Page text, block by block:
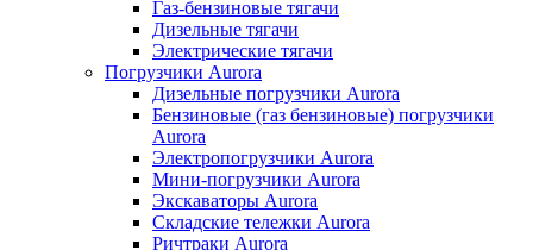
Газ-бензиновые тягачи
Дизельные тягачи
Электрические тягачи
Погрузчики Aurora
Дизельные погрузчики Aurora
Бензиновые (газ бензиновые) погрузчики
Aurora
Электропогрузчики Aurora
Мини-погрузчики Aurora
Экскаваторы Aurora
Складские тележки Aurora
Ричтраки Aurora